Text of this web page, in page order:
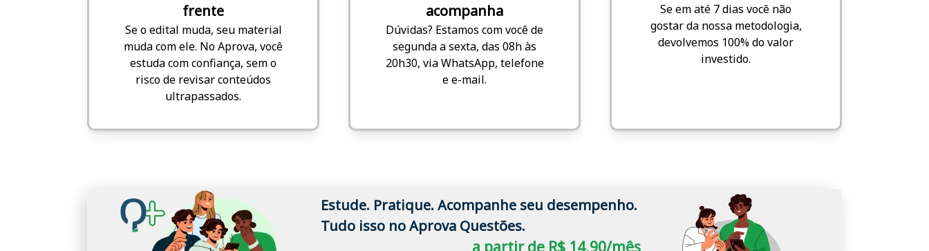
frente
Se o edital muda, seu material
muda com ele. No Aprova, você
estuda com confiança, sem o
risco de revisar conteúdos
ultrapassados.
acompanha
Dúvidas? Estamos com você de
segunda a sexta, das 08h às
20h30, via WhatsApp, telefone
e e-mail.
Se em até 7 dias você não
gostar da nossa metodologia,
devolvemos 100% do valor
investido.
Estude. Pratique. Acompanhe seu desempenho.
Tudo isso no Aprova Questões.
a partir de R$ 14,90/mês